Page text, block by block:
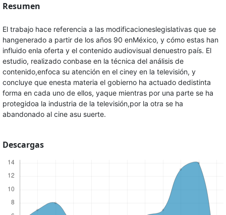
Resumen
El trabajo hace referencia a las modificacioneslegislativas que se
hangenerado a partir de los años 90 enMéxico, y cómo estas han
influido enla oferta y el contenido audiovisual denuestro país. El
estudio, realizado conbase en la técnica del análisis de
contenido,enfoca su atención en el ciney en la televisión, y
concluye que enesta materia el gobierno ha actuado dedistinta
forma en cada uno de ellos, yaque mientras por una parte se ha
protegidoa la industria de la televisión,por la otra se ha
abandonado al cine asu suerte.
Descargas